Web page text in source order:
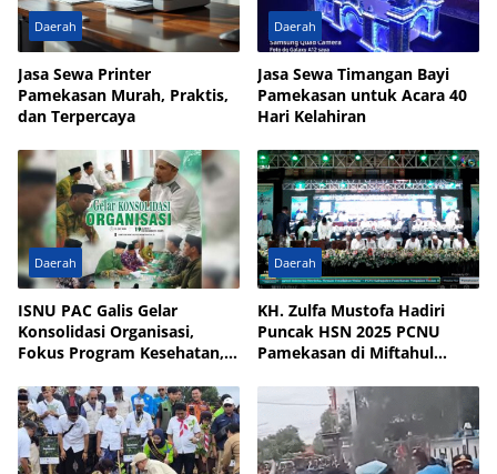
Daerah
Jasa Sewa Printer
Pamekasan Murah, Praktis,
dan Terpercaya
Daerah
Jasa Sewa Timangan Bayi
Pamekasan untuk Acara 40
Hari Kelahiran
Daerah
ISNU PAC Galis Gelar
Konsolidasi Organisasi,
Fokus Program Kesehatan,
Daerah
KH. Zulfa Mustofa Hadiri
Puncak HSN 2025 PCNU
Pamekasan di Miftahul